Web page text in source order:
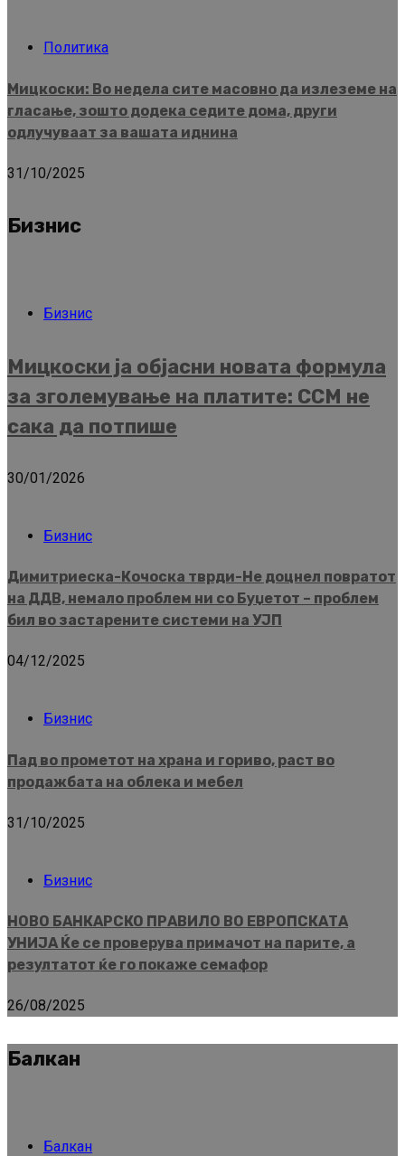
Политика
Мицкоски: Во недела сите масовно да излеземе на
гласање, зошто додека седите дома, други
одлучуваат за вашата иднина
31/10/2025
Бизнис
Бизнис
Мицкоски ја објасни новата формула
за зголемување на платите: ССМ не
сака да потпише
30/01/2026
Бизнис
Димитриеска-Кочоска тврди-Не доцнел повратот
на ДДВ, немало проблем ни со Буџетот – проблем
бил во застарените системи на УЈП
04/12/2025
Бизнис
Пад во прометот на храна и гориво, раст во
продажбата на облека и мебел
31/10/2025
Бизнис
НОВО БАНКАРСКО ПРАВИЛО ВО ЕВРОПСКАТА
УНИЈА Ќе се проверува примачот на парите, а
резултатот ќе го покаже семафор
26/08/2025
Балкан
Балкан